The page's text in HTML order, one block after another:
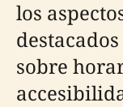
los
sobre